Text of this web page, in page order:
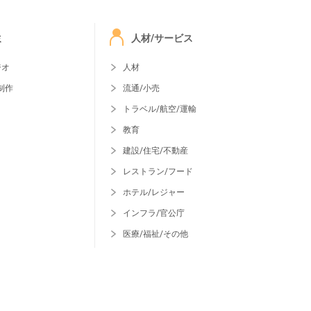
作
人材/サービス
人材
流通/小売
トラベル/航空/運輸
教育
建設/住宅/不動産
レストラン/フード
ホテル/レジャー
インフラ/官公庁
医療/福祉/その他